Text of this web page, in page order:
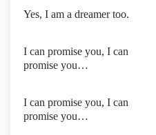
Yes, I am a dreamer too.
I can promise you, I can
promise you…
I can promise you, I can
promise you…